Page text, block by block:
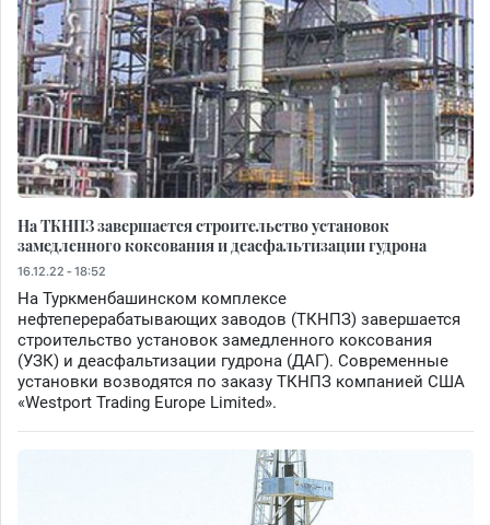
На ТКНПЗ завершается строительство установок
замедленного коксования и деасфальтизации гудрона
16.12.22 - 18:52
На Туркменбашинском комплексе
нефтеперерабатывающих заводов (ТКНПЗ) завершается
строительство установок замедленного коксования
(УЗК) и деасфальтизации гудрона (ДАГ). Современные
установки возводятся по заказу ТКНПЗ компанией США
«Westport Trading Europe Limited».